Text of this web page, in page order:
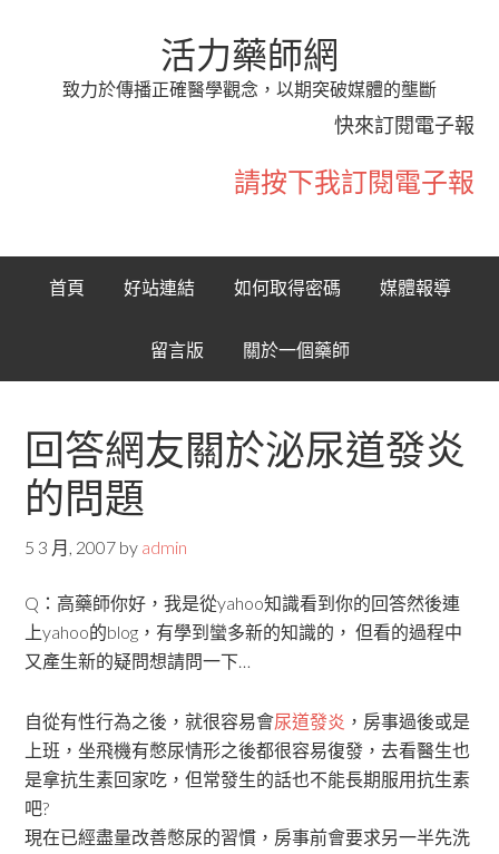
活力藥師網
致力於傳播正確醫學觀念，以期突破媒體的壟斷
快來訂閱電子報
請按下我訂閱電子報
首頁 好站連結 如何取得密碼 媒體報導
留言版 關於一個藥師
回答網友關於泌尿道發炎
的問題
5 3 月, 2007 by admin
Q：高藥師你好，我是從yahoo知識看到你的回答然後連
上yahoo的blog，有學到蠻多新的知識的， 但看的過程中
又產生新的疑問想請問一下…
自從有性行為之後，就很容易會尿道發炎 ，房事過後或是
上班，坐飛機有憋尿情形之後都很容易復發，去看醫生也
是拿抗生素回家吃，但常發生的話也不能長期服用抗生素
吧?
現在已經盡量改善憋尿的習慣，房事前會要求另一半先洗